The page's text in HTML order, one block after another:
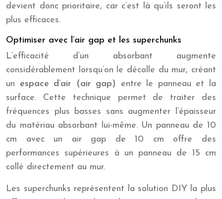
devient donc prioritaire, car c’est là qu’ils seront les
plus efficaces.
Optimiser avec l’air gap et les superchunks
L’efficacité d’un absorbant augmente
considérablement lorsqu’on le décolle du mur, créant
un espace d’air (air gap)
entre le panneau et la
surface. Cette technique permet de traiter des
fréquences plus basses sans augmenter l’épaisseur
du matériau absorbant lui-même. Un panneau de 10
cm avec un air gap de 10 cm offre des
performances supérieures à un panneau de 15 cm
collé directement au mur.
Les superchunks représentent la solution DIY la plus